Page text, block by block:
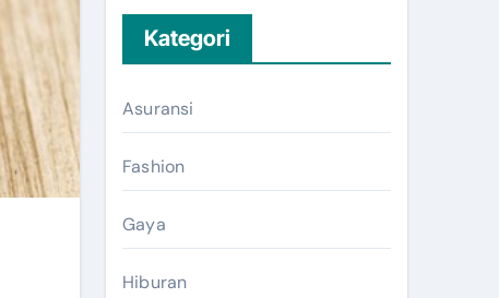
Kategori
Asuransi
Fashion
Gaya
Hiburan